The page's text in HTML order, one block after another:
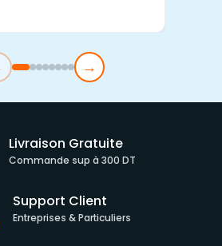
→
Livraison Gratuite
Commande sup à 300 DT
Support Client
Entreprises & Particuliers